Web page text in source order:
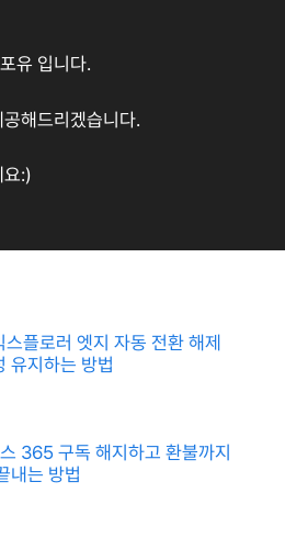
유 입니다.
해드리겠습니다.
요:)
스플로러 엣지 자동 전환 해제
유지하는 방법
365 구독 해지하고 환불까지
내는 방법